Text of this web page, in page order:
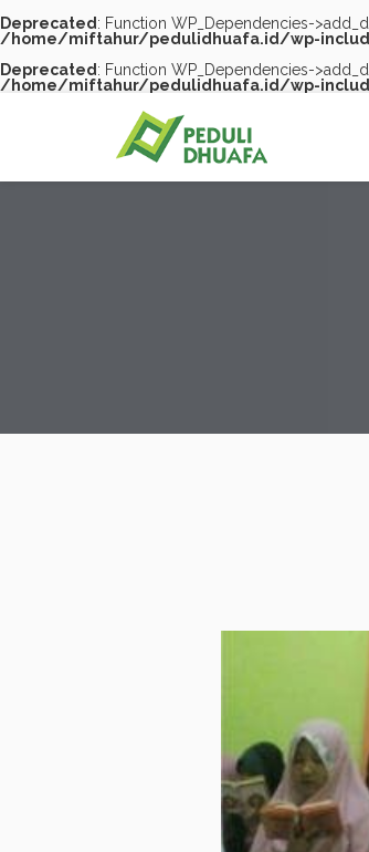
Deprecated : Function WP_Dependencies-
/home/miftahur/pedulidhuafa.id/wp-
Deprecated : Function WP_Dependencies-
/home/miftahur/pedulidhuafa.id/wp-